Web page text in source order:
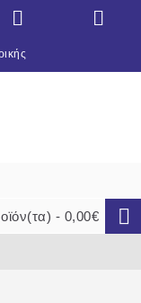
- 0,00€
ΓΥΑΛΙΝΑ για